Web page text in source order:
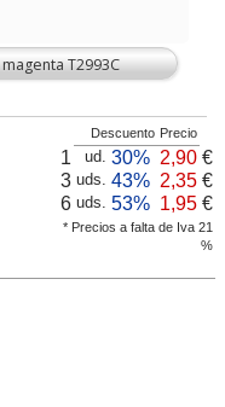
magenta T2993C
* Precios a falta de Iva 21
%
Descuento Precio
1 ud. 30% 2,90 €
3 uds. 43% 2,35 €
6 uds. 53% 1,95 €
Epson 29XL T2993
T2983 compatible
Magenta
Cartucho HP 304XL -